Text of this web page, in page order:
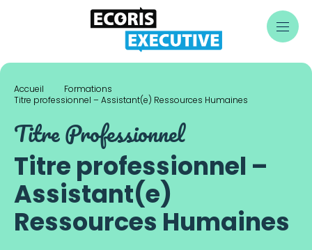
Accueil
Formations
Titre professionnel – Assistant(e) Ressources Humaines
Titre Professionnel
Titre professionnel –
Assistant(e)
Ressources Humaines